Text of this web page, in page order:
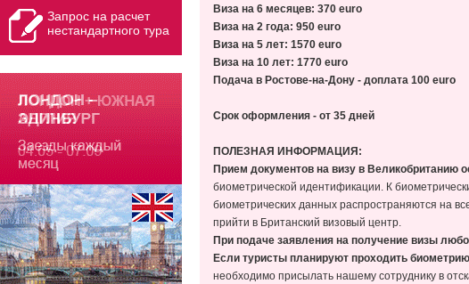
Запрос на расчет
нестандартного тура
Виза на 6 месяцев: 370 euro
Виза на 2 года: 950 euro
Виза на 5 лет: 1570 euro
Виза на 10 лет: 1770 euro
Подача в Ростове-на-Дону - доплата 100 euro
Срок оформления - от 35 дней
ПОЛЕЗНАЯ ИНФОРМАЦИЯ:
Прием документов на визу в Великобританию
биометрической идентификации. К
биометрических данных распространяются на
прийти в Британский визовый центр.
При подаче заявления на получение визы
Если туристы планируют проходить
необходимо присылать нашему сотруднику в